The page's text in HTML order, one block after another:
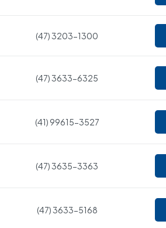
(47) 3203-1300
(47) 3633-6325
(41) 99615-3527
(47) 3635-3363
(47) 3633-5168